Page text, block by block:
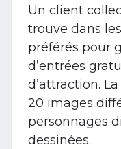
Un client
trouve dans
préférés pour
d’entrées
d’attraction.
20 images
personnages
dessinées.